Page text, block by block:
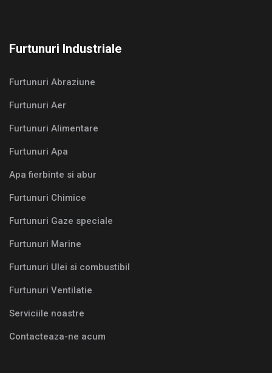
Furtunuri Industriale
Furtunuri Abraziune
Furtunuri Aer
Furtunuri Alimentare
Furtunuri Apa
Apa fierbinte si abur
Furtunuri Chimice
Furtunuri Gaze speciale
Furtunuri Marine
Furtunuri Ulei si combustibil
Furtunuri Ventilatie
Serviciile noastre
Contacteaza-ne acum